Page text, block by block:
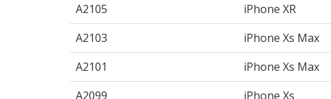
A2105
iPhone XR
A2103
iPhone Xs Max
A2101
iPhone Xs Max
A2099
iPhone Xs